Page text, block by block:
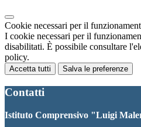
Cookie necessari per il
I cookie necessari per il
disabilitati. È possibile consultare
policy.
Accetta tutti Salva le preferenze
Contatti
Istituto Comprensivo "Luigi